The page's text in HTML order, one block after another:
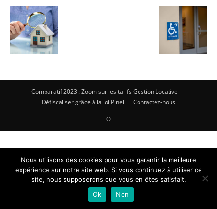
Comparatif 2023 : Zoom sur les tarifs Gestion Locative
Défiscaliser grâce à la loi Pinel
Contactez-nous
©
Nous utilisons des cookies pour vous garantir la meilleure
expérience sur notre site web. Si vous continuez à utiliser ce
site, nous supposerons que vous en êtes satisfait.
Ok
Non